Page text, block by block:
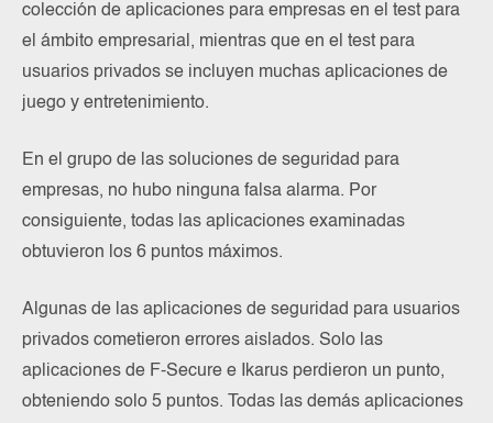
colección de aplicaciones para empresas en el test para
el ámbito empresarial, mientras que en el test para
usuarios privados se incluyen muchas aplicaciones de
juego y entretenimiento.
En el grupo de las soluciones de seguridad para
empresas, no hubo ninguna falsa alarma. Por
consiguiente, todas las aplicaciones examinadas
obtuvieron los 6 puntos máximos.
Algunas de las aplicaciones de seguridad para usuarios
privados cometieron errores aislados. Solo las
aplicaciones de F-Secure e Ikarus perdieron un punto,
obteniendo solo 5 puntos. Todas las demás aplicaciones